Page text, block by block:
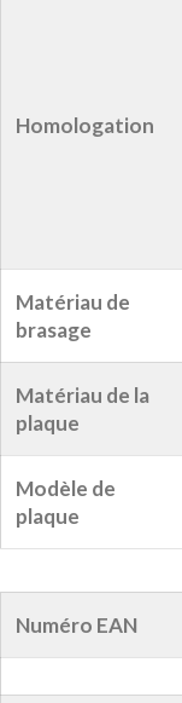
Homologation
Matériau de
brasage
Matériau de la
plaque
Modèle de
plaque
Numéro EAN